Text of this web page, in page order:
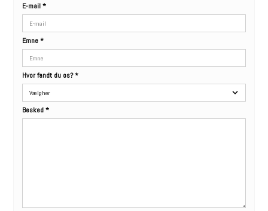
E-mail*
Emne*
Hvor fandt du os?*
Besked*